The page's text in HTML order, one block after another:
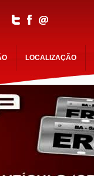
LOCALIZAÇÃO